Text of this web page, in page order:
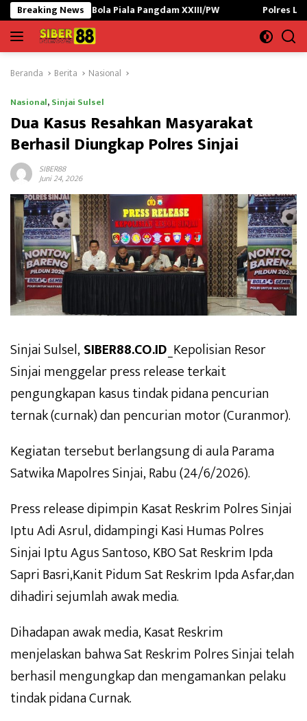
Langsung
ke
konten
Breaking News
Piala Pangdam XXIII/PW Polres Lampung Utara
Beranda Berita Nasional
Nasional,Sinjai Sulsel
Dua Kasus Resahkan Masyarakat
Berhasil Diungkap Polres Sinjai
SIBER88
Juni 24, 2026
Sinjai Sulsel,SIBER88.CO.ID _Kepolisian Resor
Sinjai menggelar press release terkait
pengungkapan kasus tindak pidana pencurian
ternak (curnak) dan pencurian motor (Curanmor).
Kegiatan tersebut berlangsung di aula Parama
Satwika Mapolres Sinjai, Rabu (24/6/2026).
Press release dipimpin Kasat Reskrim Polres Sinjai
Iptu Adi Asrul, didampingi Kasi Humas Polres
Sinjai Iptu Agus Santoso, KBO Sat Reskrim Ipda
Sapri Basri,Kanit Pidum Sat Reskrim Ipda Asfar,dan
dihadiri sejumlah awak media.
Dihadapan awak media, Kasat Reskrim
menjelaskan bahwa Sat Reskrim Polres Sinjai telah
berhasil mengungkap dan mengamankan pelaku
tindak pidana Curnak.